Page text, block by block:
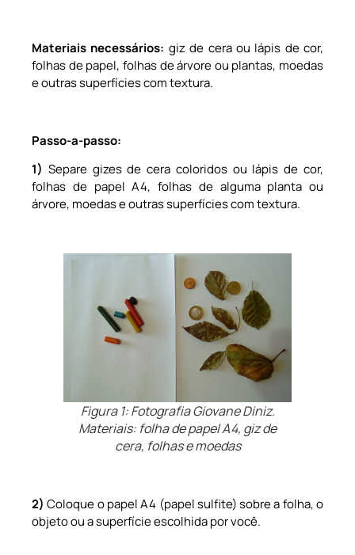
Materiais necessários: giz de cera ou lápis de cor,
folhas de papel, folhas de árvore ou plantas, moedas
e outras superfícies com textura.
Passo-a-passo:
1) Separe gizes de cera coloridos ou lápis de cor,
folhas de papel A4, folhas de alguma planta ou
árvore, moedas e outras superfícies com textura.
Figura 1: Fotografia Giovane Diniz.
Materiais: folha de papel A4, giz de
cera, folhas e moedas
2) Coloque o papel A4 (papel sulfite) sobre a folha, o
objeto ou a superfície escolhida por você.